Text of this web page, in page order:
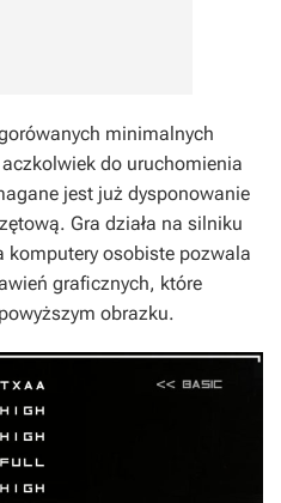
minimalnych
do uruchomienia
jest już dysponowanie
Gra działa na silniku
komputery osobiste pozwala
graficznych, które
obrazku.